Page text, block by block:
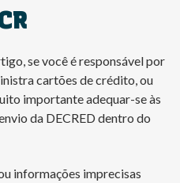
se você é responsável por
cartões de crédito, ou
importante adequar-se às
da DECRED dentro do
informações imprecisas